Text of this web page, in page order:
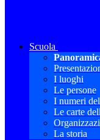
Scuola
I luoghi
Le persone
I numeri
Le carte
La storia